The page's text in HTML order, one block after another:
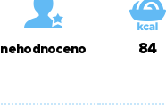
nehodnoceno 84